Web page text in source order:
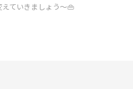
ていきましょう～👜